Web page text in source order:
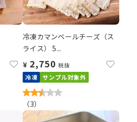
冷凍カマンベールチーズ（ス
ライス） 5...
¥ 2,750 税抜
冷凍 サンプル対象外
（3）